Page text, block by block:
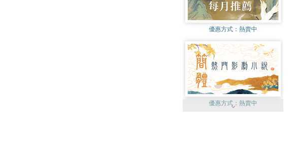
優惠方式： 熱賣中
優惠方式： 熱賣中